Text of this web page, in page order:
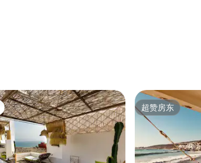
超赞房东
超赞房东